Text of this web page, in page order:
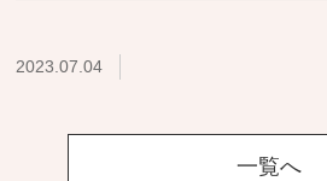
2023.07.04
一覧へ